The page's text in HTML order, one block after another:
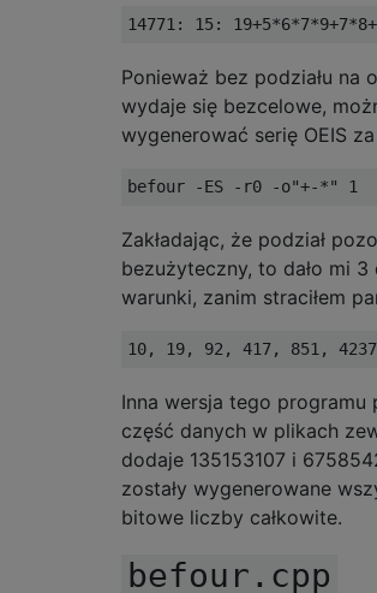
Ponieważ bez podziału na
wydaje się bezcelowe,
wygenerować serię OEIS
Zakładając, że podział
bezużyteczny, to dało mi
warunki, zanim straciłem
Inna wersja tego programu
część danych w plikach
dodaje 135153107 i
zostały wygenerowane
bitowe liczby całkowite.
befour.cpp